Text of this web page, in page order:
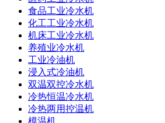
食品工业冷水机
化工工业冷水机
机床工业冷水机
养殖业冷水机
工业冷油机
浸入式冷油机
双温双控冷水机
冷热恒温冷水机
冷热两用控温机